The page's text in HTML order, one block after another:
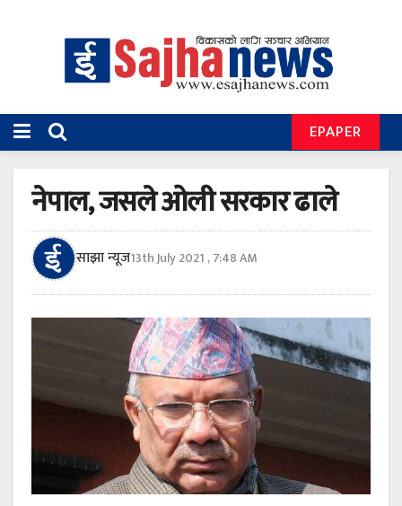
EPAPER
नेपाल, जसले ओली सरकार ढाले
साझा न्यूज13th July 2021 , 7:48 AM